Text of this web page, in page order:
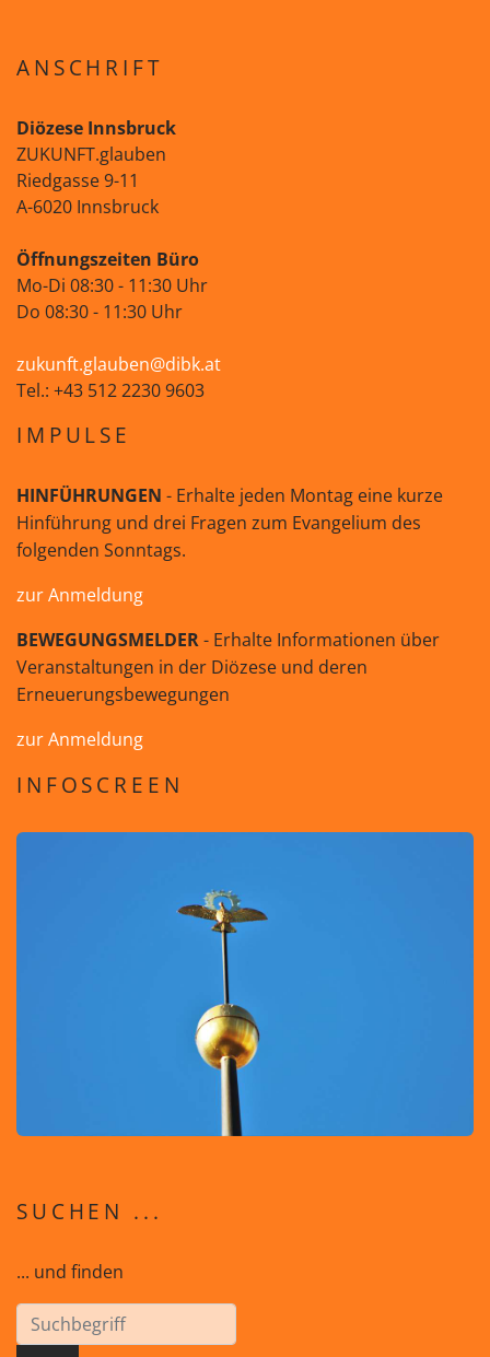
ANSCHRIFT
Diözese Innsbruck
ZUKUNFT.glauben
Riedgasse 9-11
A-6020 Innsbruck
Öffnungszeiten Büro
Mo-Di 08:30 - 11:30 Uhr
Do 08:30 - 11:30 Uhr
zukunft.glauben@dibk.at
Tel.: +43 512 2230 9603
IMPULSE
HINFÜHRUNGEN - Erhalte jeden Montag eine kurze
Hinführung und drei Fragen zum Evangelium des
folgenden Sonntags.
zur Anmeldung
BEWEGUNGSMELDER- Erhalte Informationen über
Veranstaltungen in der Diözese und deren
Erneuerungsbewegungen
zur Anmeldung
INFOSCREEN
SUCHEN ...
... und finden